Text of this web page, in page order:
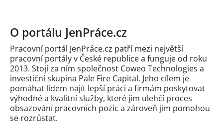
O portálu JenPráce.cz
Pracovní portál JenPráce.cz patří mezi největší
pracovní portály v České republice a funguje od roku
2013. Stojí za ním společnost Coweo Technologies a
investiční skupina Pale Fire Capital. Jeho cílem je
pomáhat lidem najít lepší práci a firmám poskytovat
výhodné a kvalitní služby, které jim ulehčí proces
obsazování pracovních pozic a zároveň jim pomohou
se rozrůstat.